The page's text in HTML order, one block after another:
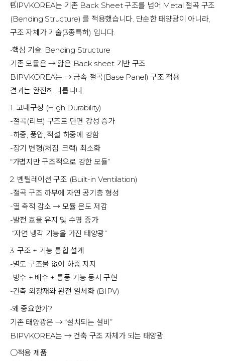
BIPVKOREA는 기존 Back Sheet 구조를 넘어 Metal 절곡 구조
(Bending Structure) 를 적용했습니다. 단순한 태양광이 아니라,
구조 자체가 기술(3종특허) 입니다.
•핵심 기술: Bending Structure
기존 모듈은 → 얇은 Back sheet 기반 구조
BIPVKOREA는 → 금속 절곡(Base Panel) 구조 적용
결과는 완전히 다릅니다.
1. 고내구성 (High Durability)
-절곡(리브) 구조로 단면 강성 증가
-하중, 풍압, 적설 하중에 강함
-장기 변형(처짐, 크랙) 최소화
“가볍지만 구조적으로 강한 모듈”
2. 벤틸레이션 구조 (Built-in Ventilation)
-절곡 구조 하부에 자연 공기층 형성
-열 축적 감소 → 모듈 온도 저감
-발전 효율 유지 및 수명 증가
“자연 냉각 기능을 가진 태양광”
3. 구조 + 기능 통합 설계
-별도 구조물 없이 하중 지지
-방수 + 배수 + 통풍 기능 동시 구현
-건축 외장재와 완전 일체화 (BIPV)
•왜 중요한가?
기존 태양광은 → “설치되는 설비”
BIPVKOREA는 → 건축 구조 자체가 되는 태양광
○적용 제품